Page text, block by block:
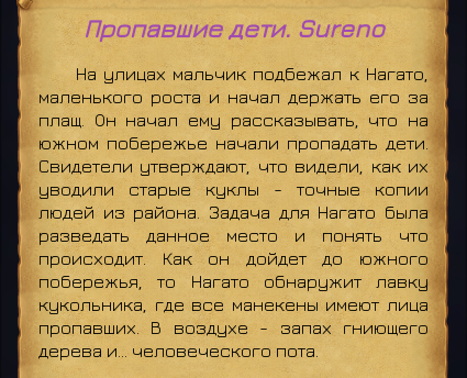
Пропавшие дети. Sureno
На улицах мальчик подбежал к Нагато,
маленького роста и начал держать его за
плащ. Он начал ему рассказывать, что на
южном побережье начали пропадать дети.
Свидетели утверждают, что видели, как их
уводили старые куклы - точные копии
людей из района. Задача для Нагато была
разведать данное место и понять что
происходит. Как он дойдет до южного
побережья, то Нагато обнаружит лавку
кукольника, где все манекены имеют лица
пропавших. В воздухе - запах гниющего
дерева и... человеческого пота.